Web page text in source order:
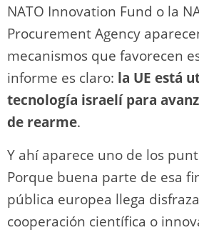
NATO Innovation Fund o la
Procurement Agency
mecanismos que favorecen
informe es claro: la UE está
tecnología israelí para
de rearme.
Y ahí aparece uno de los
Porque buena parte de esa
pública europea llega
cooperación científica o